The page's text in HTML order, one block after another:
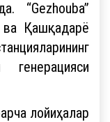
“Gezhouba”
ва Қашқадарё
лойиҳалар